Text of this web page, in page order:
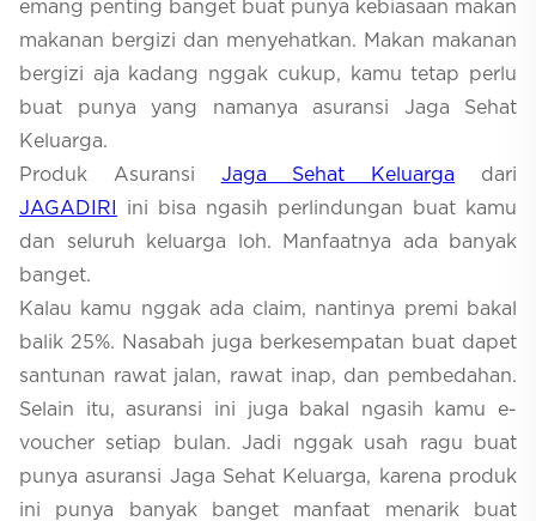
emang penting banget buat punya kebiasaan makan
makanan bergizi dan menyehatkan. Makan makanan
bergizi aja kadang nggak cukup, kamu tetap perlu
buat punya yang namanya asuransi Jaga Sehat
Keluarga.
Produk Asuransi Jaga Sehat Keluarga dari
JAGADIRI
ini bisa ngasih perlindungan buat kamu
dan seluruh keluarga loh. Manfaatnya ada banyak
banget.
Kalau kamu nggak ada claim, nantinya premi bakal
balik 25%. Nasabah juga berkesempatan buat dapet
santunan rawat jalan, rawat inap, dan pembedahan.
Selain itu, asuransi ini juga bakal ngasih kamu e-
voucher setiap bulan. Jadi nggak usah ragu buat
punya asuransi Jaga Sehat Keluarga, karena produk
ini punya banyak banget manfaat menarik buat